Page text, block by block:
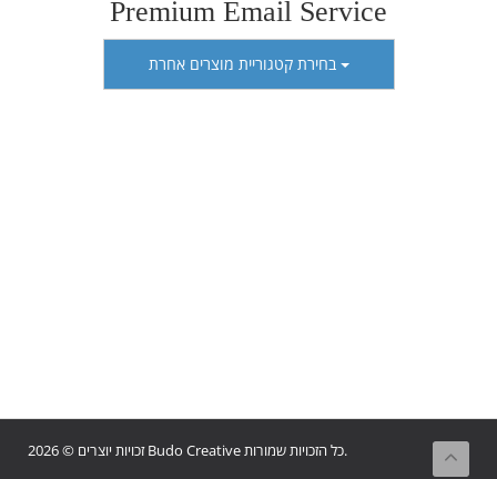
Premium Email Service
בחירת קטגוריית מוצרים אחרת
זכויות יוצרים © 2026 Budo Creative כל הזכויות שמורות.